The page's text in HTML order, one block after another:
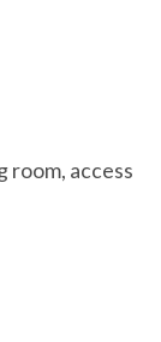
room, access